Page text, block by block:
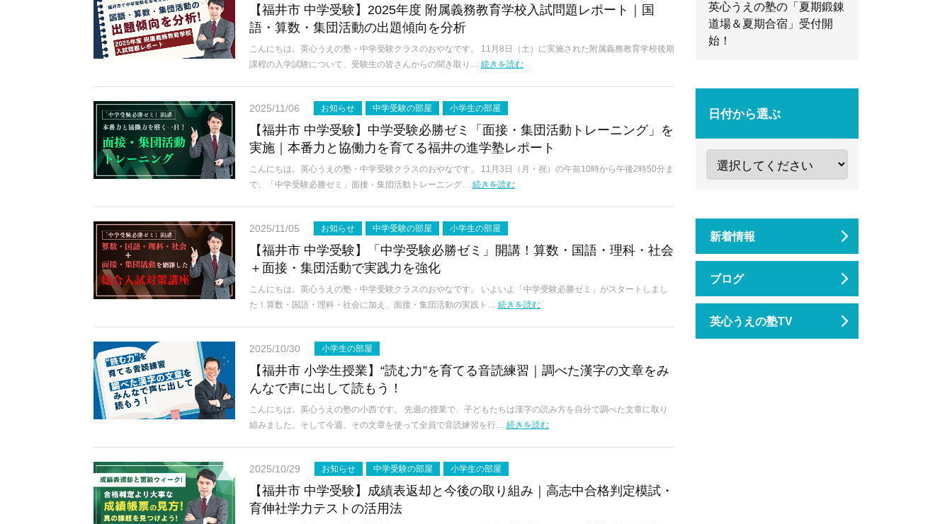
【福井市 中学受験】2025年度 附属義務教育学校入試問題レポート｜国
語・算数・集団活動の出題傾向を分析
こんにちは。英心うえの塾・中学受験クラスのおやなです。 11月8日（土）に実施された附属義務教育学校後期
課程の入学試験について、受験生の皆さんからの聞き取り… 続きを読む
2025/11/06 お知らせ 中学受験の部屋 小学生の部屋
【福井市 中学受験】中学受験必勝ゼミ「面接・集団活動トレーニング」を
実施｜本番力と協働力を育てる福井の進学塾レポート
こんにちは。英心うえの塾・中学受験クラスのおやなです。 11月3日（月・祝）の午前10時から午後2時50分ま
で、「中学受験必勝ゼミ」面接・集団活動トレーニング… 続きを読む
2025/11/05 お知らせ 中学受験の部屋 小学生の部屋
【福井市 中学受験】「中学受験必勝ゼミ」開講！算数・国語・理科・社会
＋面接・集団活動で実践力を強化
こんにちは。英心うえの塾・中学受験クラスのおやなです。 いよいよ「中学受験必勝ゼミ」がスタートしまし
た！算数・国語・理科・社会に加え、面接・集団活動の実践ト… 続きを読む
2025/10/30 小学生の部屋
【福井市 小学生授業】“読む力”を育てる音読練習｜調べた漢字の文章をみ
んなで声に出して読もう！
こんにちは。英心うえの塾の小西です。 先週の授業で、子どもたちは漢字の読み方を自分で調べた文章に取り
組みました。そして今週、その文章を使って全員で音読練習を行… 続きを読む
2025/10/29 お知らせ 中学受験の部屋 小学生の部屋
【福井市 中学受験】成績表返却と今後の取り組み｜高志中合格判定模試・
育伸社学力テストの活用法
英心うえの塾の「夏期鍛錬
道場＆夏期合宿」受付開
始！
日付から選ぶ
新着情報
ブログ
英心うえの塾TV